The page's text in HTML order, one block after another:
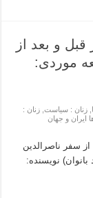
و بعد از
موردی:
,زنان : سیاست ,زنان :
ایران و جهان
سفر ناصرالدین
نویسنده: